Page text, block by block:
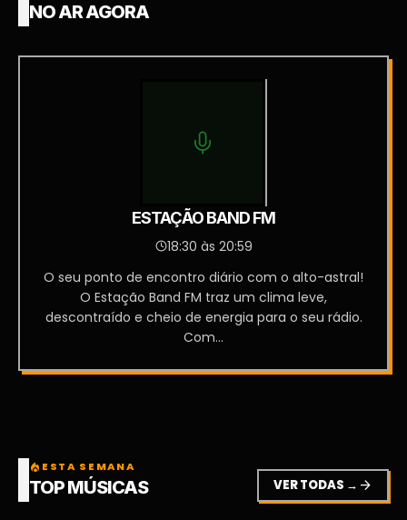
NO AR AGORA
ESTAÇÃO BAND FM
18:30 às 20:59
O seu ponto de encontro diário com o alto-astral!
O Estação Band FM traz um clima leve,
descontraído e cheio de energia para o seu rádio.
Com...
local_fire_department ESTA SEMANA
TOP MÚSICAS VER TODAS → arrow_forward